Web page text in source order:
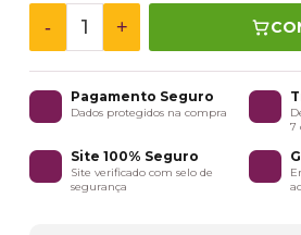
- +
Pagamento Seguro
Dados protegidos na compra
7
Site 100% Seguro
Site verificado com selo de
segurança